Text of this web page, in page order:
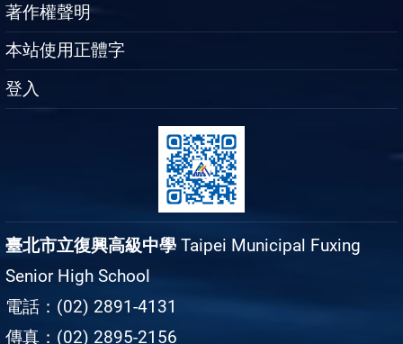
著作權聲明
本站使用正體字
登入
臺北市立復興高級中學 Taipei Municipal Fuxing
Senior High School
電話：(02) 2891-4131
傳真：(02) 2895-2156